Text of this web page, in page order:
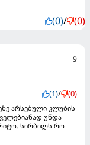
(0)/ (0)
9
(1)/ (0)
არსებული კლუბის
უნდა
სირბილს რო